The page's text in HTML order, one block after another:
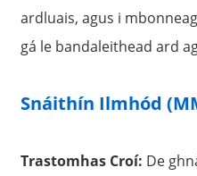
ardluais, agus i
gá le bandaleithead ard
Snáithín Ilmhód
Trastomhas Croí: De